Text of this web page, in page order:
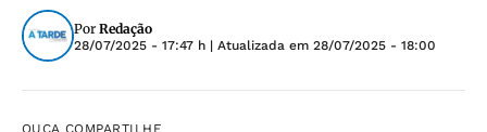
Por Redação
28/07/2025 - 17:47 h | Atualizada em 28/07/2025 - 18:00
OUÇA COMPARTILHE